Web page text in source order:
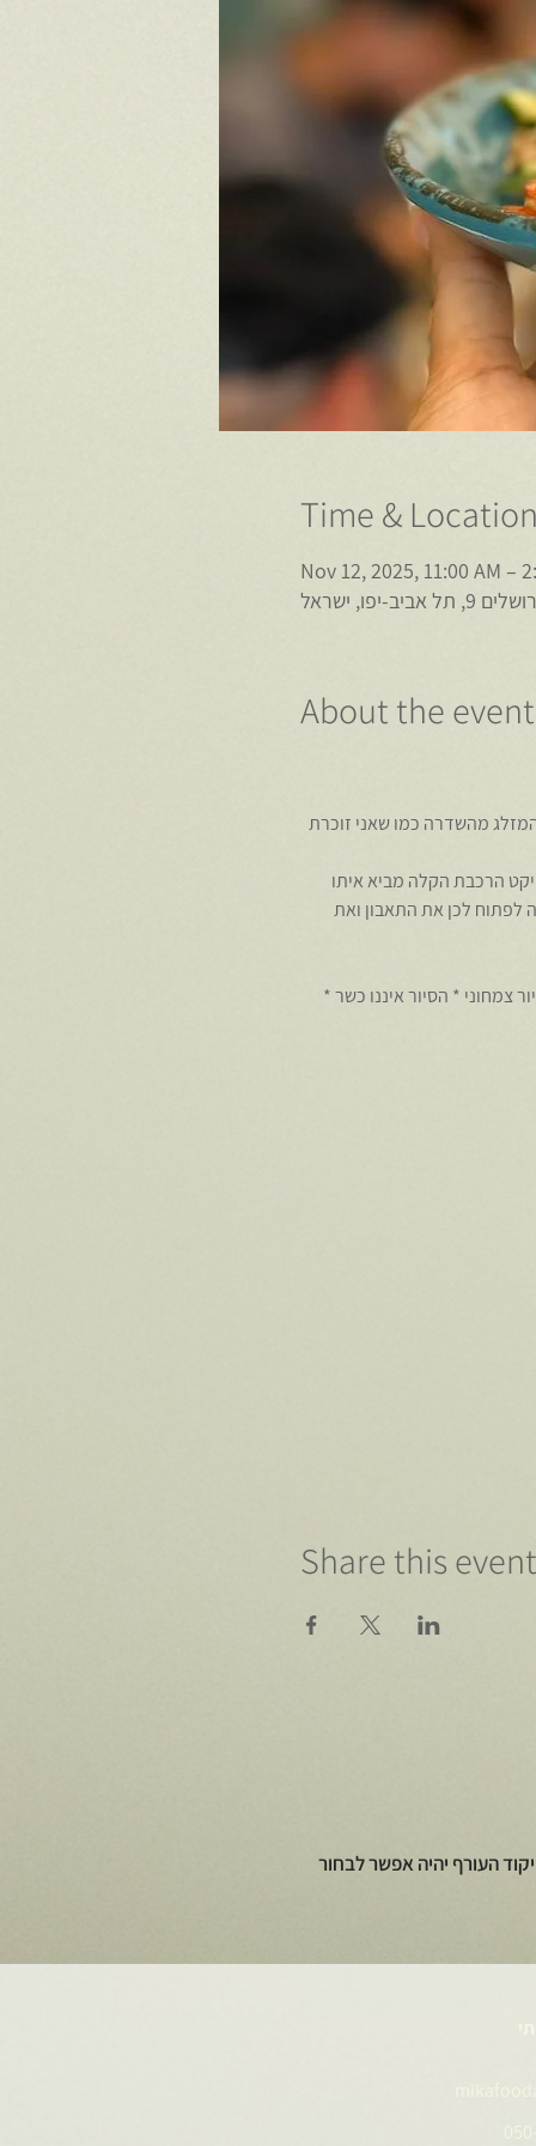
Time &
Nov 12, 2025, 11:00 AM –
יפו, ישראל
About the event
מהשדרה כמו שאני זוכרת
פרוייקט הרכבת הקלה מביא איתו
לפתוח לכן את התאבון ואת
* אפשרות לסיור צמחוני * הסיור איננו כשר *
Share this event
העורף יהיה אפשר לבחור